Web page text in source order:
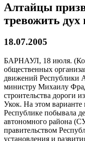
Алтайцы
тревожить
18.07.2005
БАРНАУЛ, 18 июля.
общественных
движений Республики
министру Михаилу
строительства дороги
Укок. На этом варианте
Республике побывала
автономного района
правительством
установления и